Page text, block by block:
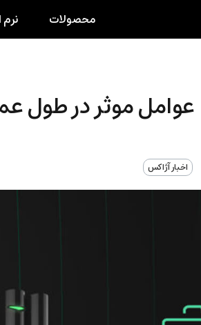
محصولات نرم
عوامل موثر در طول
اخبار آژاکس